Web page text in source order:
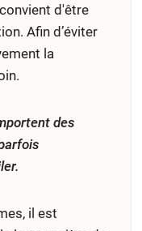
d'être
Afin d’éviter
la
des
il est